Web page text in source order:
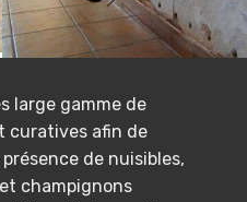
large gamme de
curatives afin de
de nuisibles,
champignons